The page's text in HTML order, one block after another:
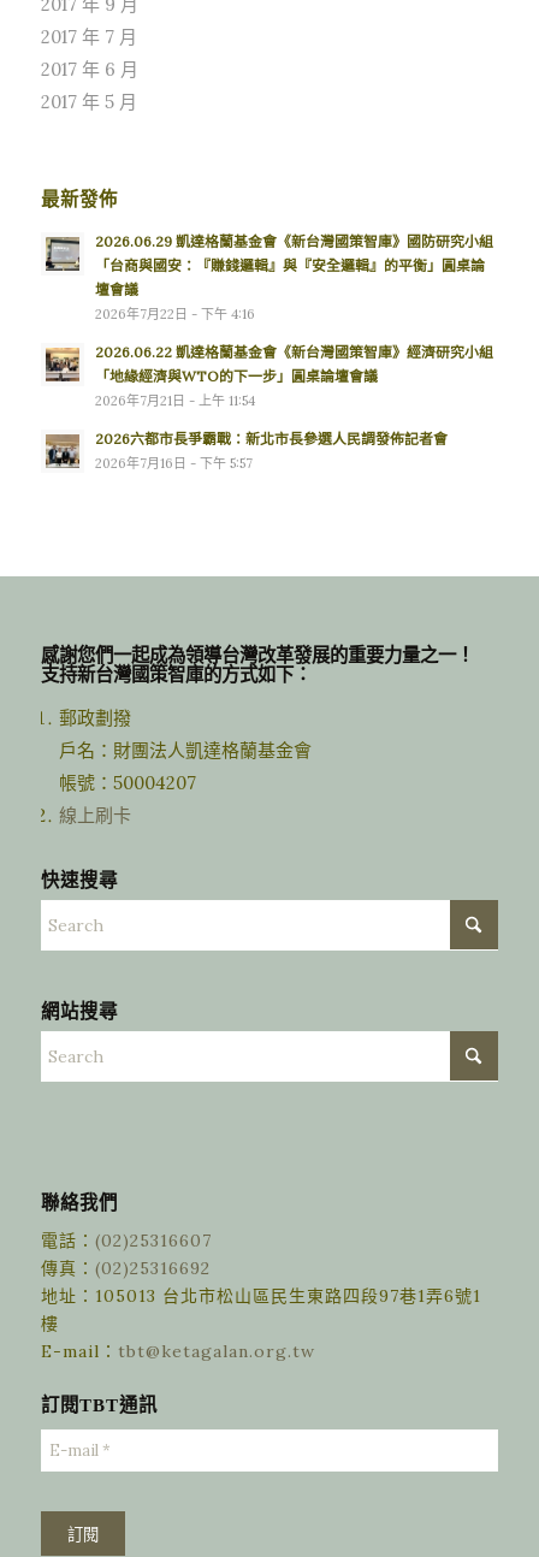
2017 年 7 月
2017 年 6 月
2017 年 5 月
最新發佈
2026.06.29 凱達格蘭基金會《新台灣國策智庫》國防研究小組
「台商與國安：『賺錢邏輯』與『安全邏輯』的平衡」圓桌論
壇會議
2026年7月22日 - 下午 4:16
2026.06.22 凱達格蘭基金會《新台灣國策智庫》經濟研究小組
「地緣經濟與WTO的下一步」圓桌論壇會議
2026年7月21日 - 上午 11:54
2026六都市長爭霸戰：新北市長參選人民調發佈記者會
2026年7月16日 - 下午 5:57
感謝您們一起成為領導台灣改革發展的重要力量之一！
支持新台灣國策智庫的方式如下：
郵政劃撥
戶名：財團法人凱達格蘭基金會
帳號：50004207
線上刷卡
快速搜尋
網站搜尋
聯絡我們
電話： (02)25316607
傳真： (02)25316692
地址：105013 台北市松山區民生東路四段97巷1弄6號1
樓
E-mail： tbt@ketagalan.org.tw
訂閱TBT通訊